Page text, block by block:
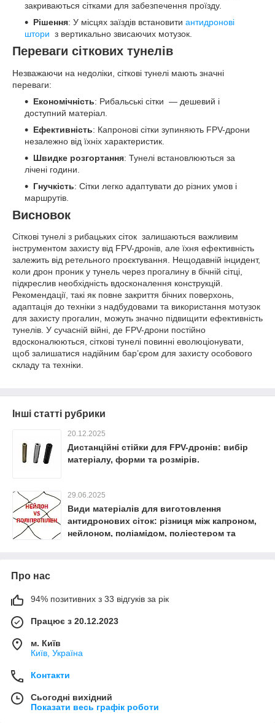
закриваються сітками для забезпечення проїзду.
Рішення: У місцях заїздів встановити антидронові
штори з вертикально звисаючих мотузок.
Переваги сіткових тунелів
Незважаючи на недоліки, сіткові тунелі мають значні
переваги:
Економічність: Рибальські сітки — дешевий і
доступний матеріал.
Ефективність: Капронові сітки зупиняють FPV-дрони
незалежно від їхніх характеристик.
Швидке розгортання: Тунелі встановлюються за
лічені години.
Гнучкість: Сітки легко адаптувати до різних умов і
маршрутів.
Висновок
Сіткові тунелі з рибацьких сіток залишаються важливим
інструментом захисту від FPV-дронів, але їхня ефективність
залежить від ретельного проєктування. Нещодавній інцидент,
коли дрон проник у тунель через прогалину в бічній сітці,
підкреслив необхідність вдосконалення конструкцій.
Рекомендації, такі як повне закриття бічних поверхонь,
адаптація до техніки з надбудовами та використання мотузок
для захисту прогалин, можуть значно підвищити ефективність
тунелів. У сучасній війні, де FPV-дрони постійно
вдосконалюються, сіткові тунелі повинні еволюціонувати,
щоб залишатися надійним бар’єром для захисту особового
складу та техніки.
Інші статті рубрики
20.12.2025
Дистанційні стійки для FPV-дронів: вибір
матеріалу, форми та розмірів.
29.06.2025
Види матеріалів для виготовлення
антидронових сіток: різниця між капроном,
нейлоном, поліамідом, поліестером та
Про нас
94% позитивних з 33 відгуків за рік
Працює з 20.12.2023
м. Київ
Київ, Україна
Контакти
Сьогодні вихідний
Показати весь графік роботи